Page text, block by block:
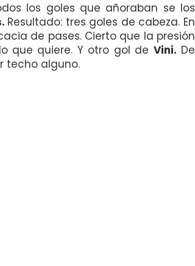
los goles que añoraban se los
Resultado: tres goles de cabeza. En
de pases. Cierto que la presión
que quiere. Y otro gol de Vini. De
techo alguno.